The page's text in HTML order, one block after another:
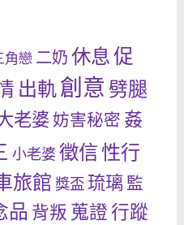
角戀 二奶休息促
出軌創意劈腿
老婆妨害秘密 姦
小老婆 徵信性行
旅館 獎盃琉璃監
品 背叛 蒐證行蹤